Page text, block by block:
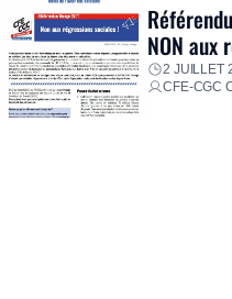
NON aux
2 JUILLET
CFE-CGC